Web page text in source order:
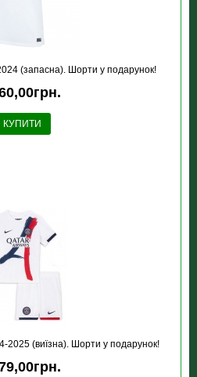
(запасна). Шорти у подарунок!
КУПИТИ
(виїзна). Шорти у подарунок!